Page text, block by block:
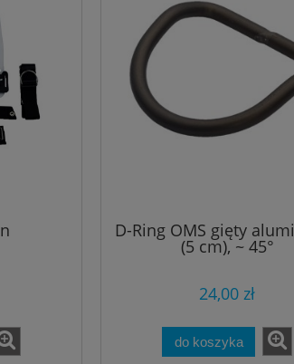
Hydros - płyta do mocowania
noża i akcesoriów
Cena regularna:122,00 zł
108,00 zł
D-Ring OMS gięty
(5 cm), ~ 45°
24,00 zł
do koszyka